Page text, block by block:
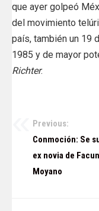
que ayer golpeó
del movimiento
país, también un 19
1985 y de mayor
Richter.
Navegación
entradas
Previous:
Conmoción: Se
ex novia de
Moyano